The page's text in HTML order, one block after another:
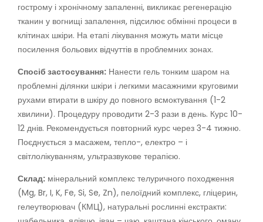
гострому і хронічному запаленні, викликає регенерацію
тканин у вогнищі запалення, підсилює обмінні процеси в
клітинах шкіри. На етапі лікування можуть мати місце
посилення больових відчуттів в проблемних зонах.
Спосіб застосування: Нанести гель тонким шаром на
проблемні ділянки шкіри і легкими масажними круговими
рухами втирати в шкіру до повного всмоктування (1-2
хвилини). Процедуру проводити 2-3 рази в день. Курс 10-
12 днів. Рекомендується повторний курс через 3-4 тижню.
Поєднується з масажем, тепло-, електро – і
світлолікуванням, ультразвукове терапією.
Склад: мінеральний комплекс телуричного походження
(Mg, Br, I, K, Fe, Si, Se, Zn), пелоїдний комплекс, гліцерин,
гелеутворювач (КМЦ), натуральні рослинні екстракти: